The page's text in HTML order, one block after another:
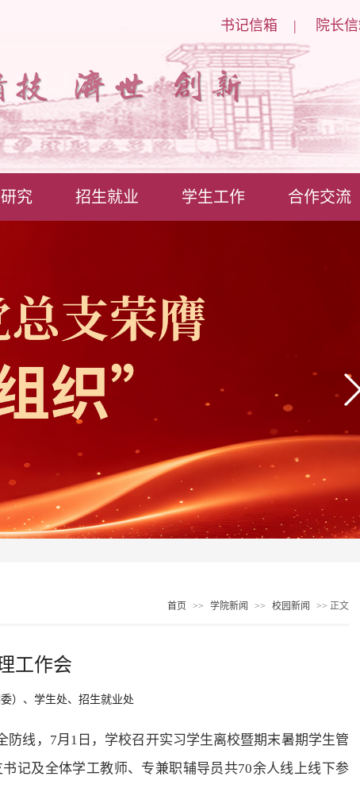
书记信箱 | 院长
究 招生就业 学生工作 合作交流
首页 >> 学院新闻 >> 校园新闻 >> 正文
工作会
）、学生处、招生就业处
线，7月1日，学校召开实习学生离校暨期末暑期学生管
记及全体学工教师、专兼职辅导员共70余人线上线下参